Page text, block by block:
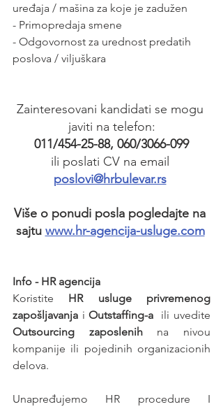
uređaja / mašina za koje je zadužen
- Primopredaja smene
- Odgovornost za urednost predatih
poslova / viljuškara
Zainteresovani kandidati se mogu
javiti na telefon:
011/454-25-88, 060/3066-099
ili poslati CV na email
poslovi@hrbulevar.rs
Više o ponudi posla pogledajte na
sajtu www.hr-agencija-usluge.com
Info - HR agencija
Koristite HR usluge privremenog
zapošljavanja i Outstaffing-a
Outsourcing zaposlenih na nivou
kompanije ili pojedinih organizacionih
delova.
Unapređujemo HR procedure I